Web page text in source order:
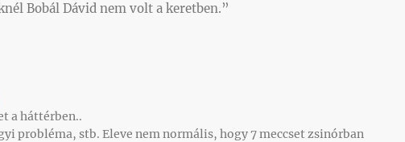
Bobál Dávid nem volt a keretben.”
a háttérben..
probléma, stb. Eleve nem normális, hogy 7 meccset zsinórban